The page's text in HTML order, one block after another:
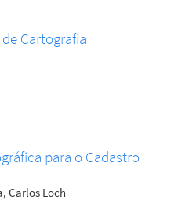
Cartografia
para o Cadastro
Carlos Loch